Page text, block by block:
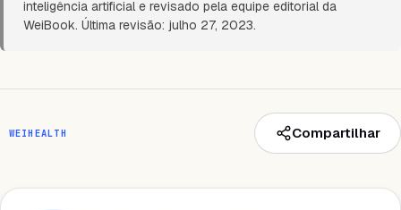
inteligência artificial e revisado pela equipe editorial da
WeiBook. Última revisão: julho 27, 2023.
WEIHEALTH Compartilhar